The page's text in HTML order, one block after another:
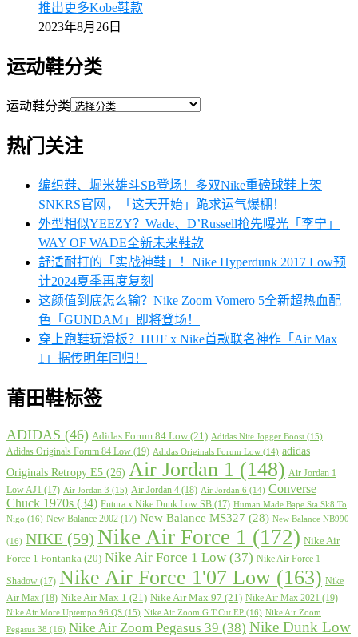
推出更多Kobe鞋款
2023年8月26日
运动鞋分类
运动鞋分类
热门关注
编织鞋、堀米雄斗SB登场！多双Nike重磅球鞋上架
SNKRS官网，「这天开始」跪求运气爆棚！
外型相似YEEZY？Wade、D’Russell抢先曝光「李宁」
WAY OF WADE全新未来鞋款
舒适耐打的「实战神鞋」！Nike Hyperdunk 2017 Low预
计2024夏季再度复刻
这颜值到底怎么输？Nike Zoom Vomero 5全新超热血配
色「GUNDAM」即将登场！
穿上跑鞋玩滑板？HUF x Nike首款联名神作「Air Max
1」据传明年回归！
莆田鞋标签
ADIDAS (46) Adidas Forum 84 Low (21) Adidas Nite Jogger Boost (15)
Adidas Originals Forum 84 Low (19) Adidas Originals Forum Low (14) adidas
Originals Retropy E5 (26) Air Jordan 1 (148) Air Jordan 1
Low AJ1 (17) Air Jordan 3 (15) Air Jordan 4 (18) Air Jordan 6 (14) Converse
Chuck 1970s (34) Futura x Nike Dunk Low SB (17) Human Made Bape Sta Sk8 To
Nigo (16) New Balance 2002 (17) New Balance MS327 (28) New Balance NB990
(16) NIKE (59) Nike Air Force 1 (172) Nike Air
Force 1 Fontanka (20) Nike Air Force 1 Low (37) Nike Air Force 1
Shadow (17) Nike Air Force 1'07 Low (163) Nike
Air Max (18) Nike Air Max 1 (21) Nike Air Max 97 (21) Nike Air Max 2021 (19)
Nike Air More Uptempo 96 QS (15) Nike Air Zoom G.T.Cut EP (16) Nike Air Zoom
Pegasus 38 (16) Nike Air Zoom Pegasus 39 (38) Nike Dunk Low